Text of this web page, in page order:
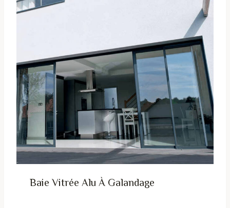
Baie Vitrée Alu À Galandage